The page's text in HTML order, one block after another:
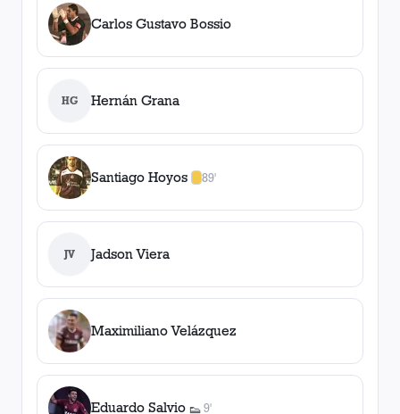
Carlos Gustavo Bossio
HG Hernán Grana
Santiago Hoyos 89'
1amarilla
JV Jadson Viera
Maximiliano Velázquez
Eduardo Salvio 👟9'